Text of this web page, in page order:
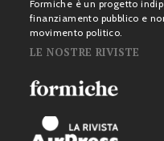
Formiche è un progetto
finanziamento pubblico e
movimento politico.
LE NOSTRE RIVISTE